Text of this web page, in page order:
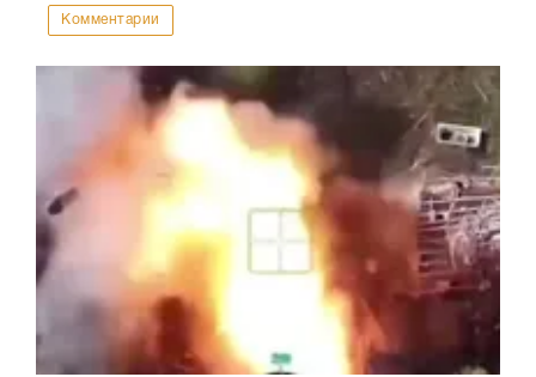
Комментарии